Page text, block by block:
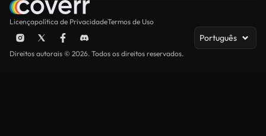
Licençapolítica de PrivacidadeTermos de Uso
Português
Direitos autorais © 2026. Todos os direitos reservados.